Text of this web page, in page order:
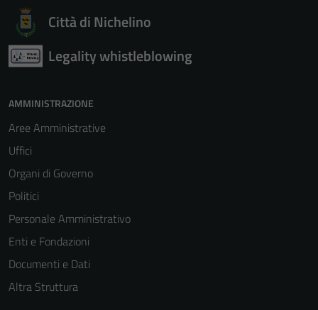
Città di Nichelino
Legality whistleblowing
AMMINISTRAZIONE
Aree Amministrative
Uffici
Organi di Governo
Politici
Personale Amministrativo
Enti e Fondazioni
Documenti e Dati
Altra Struttura